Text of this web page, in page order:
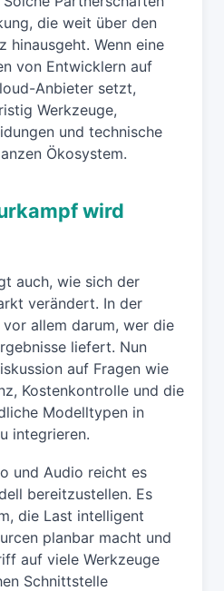
die weit über den
hinausgeht. Wenn eine
von Entwicklern auf
Anbieter setzt,
Werkzeuge,
und technische
Ökosystem.
wird
auch, wie sich der
verändert. In der
allem darum, wer die
liefert. Nun
auf Fragen wie
Kostenkontrolle und die
Modelltypen in
integrieren.
und Audio reicht es
bereitzustellen. Es
die Last intelligent
planbar macht und
auf viele Werkzeuge
Schnittstelle